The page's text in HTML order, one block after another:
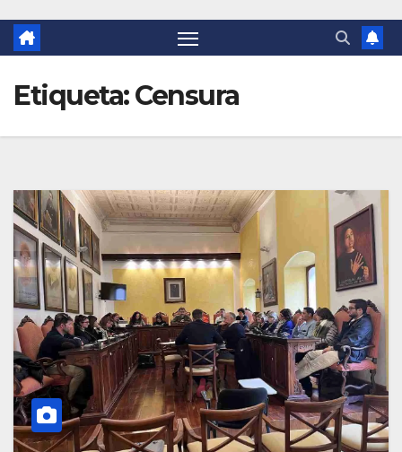
Etiqueta:Censura